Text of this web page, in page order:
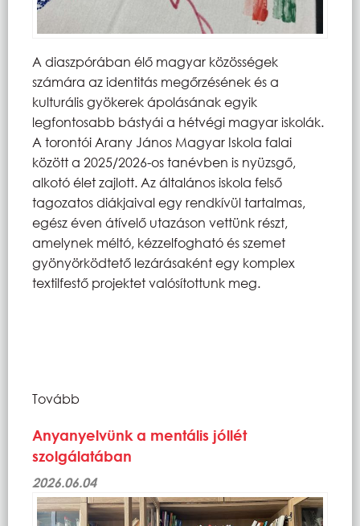
A diaszpórában élő magyar közösségek
számára az identitás megőrzésének és a
kulturális gyökerek ápolásának egyik
legfontosabb bástyái a hétvégi magyar iskolák.
A torontói Arany János Magyar Iskola falai
között a 2025/2026-os tanévben is nyüzsgő,
alkotó élet zajlott. Az általános iskola felső
tagozatos diákjaival egy rendkívül tartalmas,
egész éven átívelő utazáson vettünk részt,
amelynek méltó, kézzelfogható és szemet
gyönyörködtető lezárásaként egy komplex
textilfestő projektet valósítottunk meg.
Tovább
Anyanyelvünk a mentális jóllét
szolgálatában
2026.06.04